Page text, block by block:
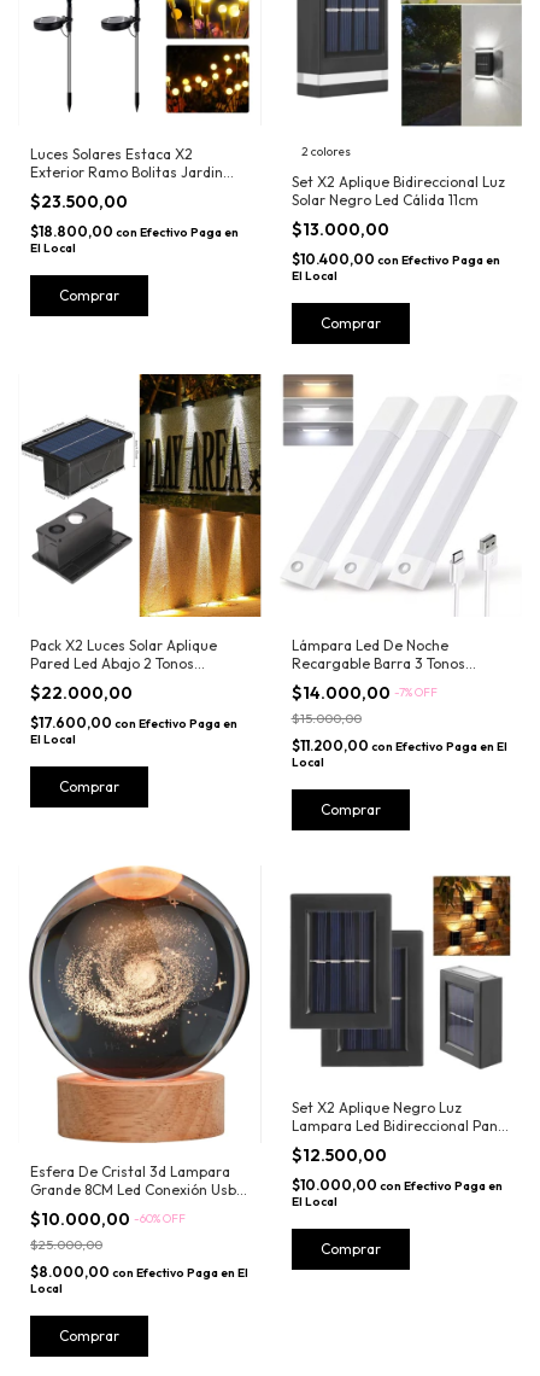
Luces Solares Estaca X2
Exterior Ramo Bolitas Jardin
Deco
$23.500,00
$18.800,00 con Efectivo Paga en
El Local
2 colores
Set X2 Aplique Bidireccional Luz
Solar Negro Led Cálida 11cm
$13.000,00
$10.400,00 con Efectivo Paga en
El Local
Comprar
Pack X2 Luces Solar Aplique
Pared Led Abajo 2 Tonos
Exterior
$22.000,00
$17.600,00 con Efectivo Paga en
El Local
Lámpara Led De Noche
Recargable Barra 3 Tonos
Sensor Movimiento 50cm
$14.000,00 -7%OFF
$15.000,00
$11.200,00 con Efectivo Paga en El
Local
Esfera De Cristal 3d Lampara
Grande 8CM Led Conexión Usb
Luz De Noche
$10.000,00 -60%OFF
$25.000,00
$8.000,00 con Efectivo Paga en El
Local
Comprar
Set X2 Aplique Negro Luz
Lampara Led Bidireccional Panel
Solar
$12.500,00
$10.000,00 con Efectivo Paga en
El Local
Comprar